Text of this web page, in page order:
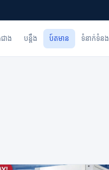
ាង បន្ដឹង ប៍តមាន ទំនាក់ទំនង